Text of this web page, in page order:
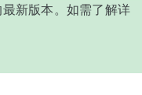
新版本。如需了解详